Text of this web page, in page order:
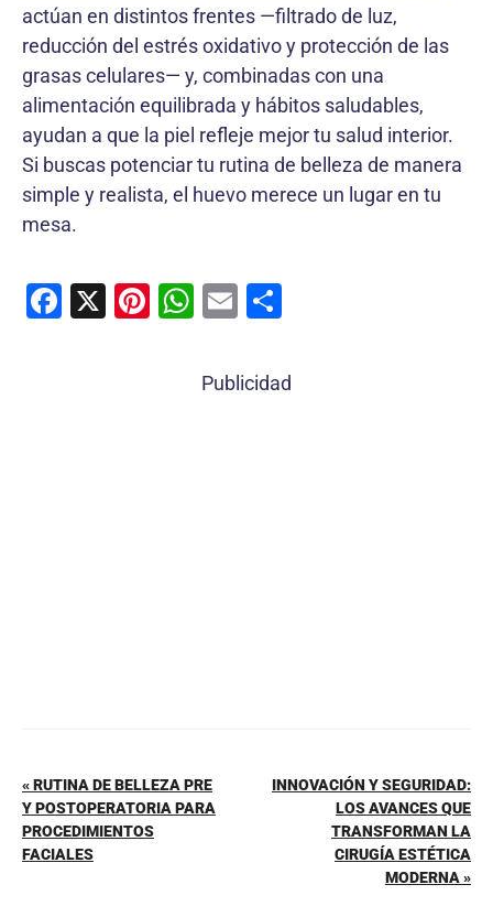
actúan en distintos frentes —filtrado de luz,
reducción del estrés oxidativo y protección de las
grasas celulares— y, combinadas con una
alimentación equilibrada y hábitos saludables,
ayudan a que la piel refleje mejor tu salud interior.
Si buscas potenciar tu rutina de belleza de manera
simple y realista, el huevo merece un lugar en tu
mesa.
F
X
Pi W
at
E
ai m
Publicidad
« RUTINA DE BELLEZA PRE
Y POSTOPERATORIA PARA
PROCEDIMIENTOS
FACIALES
INNOVACIÓN Y SEGURIDAD:
LOS AVANCES QUE
TRANSFORMAN LA
CIRUGÍA ESTÉTICA
MODERNA »